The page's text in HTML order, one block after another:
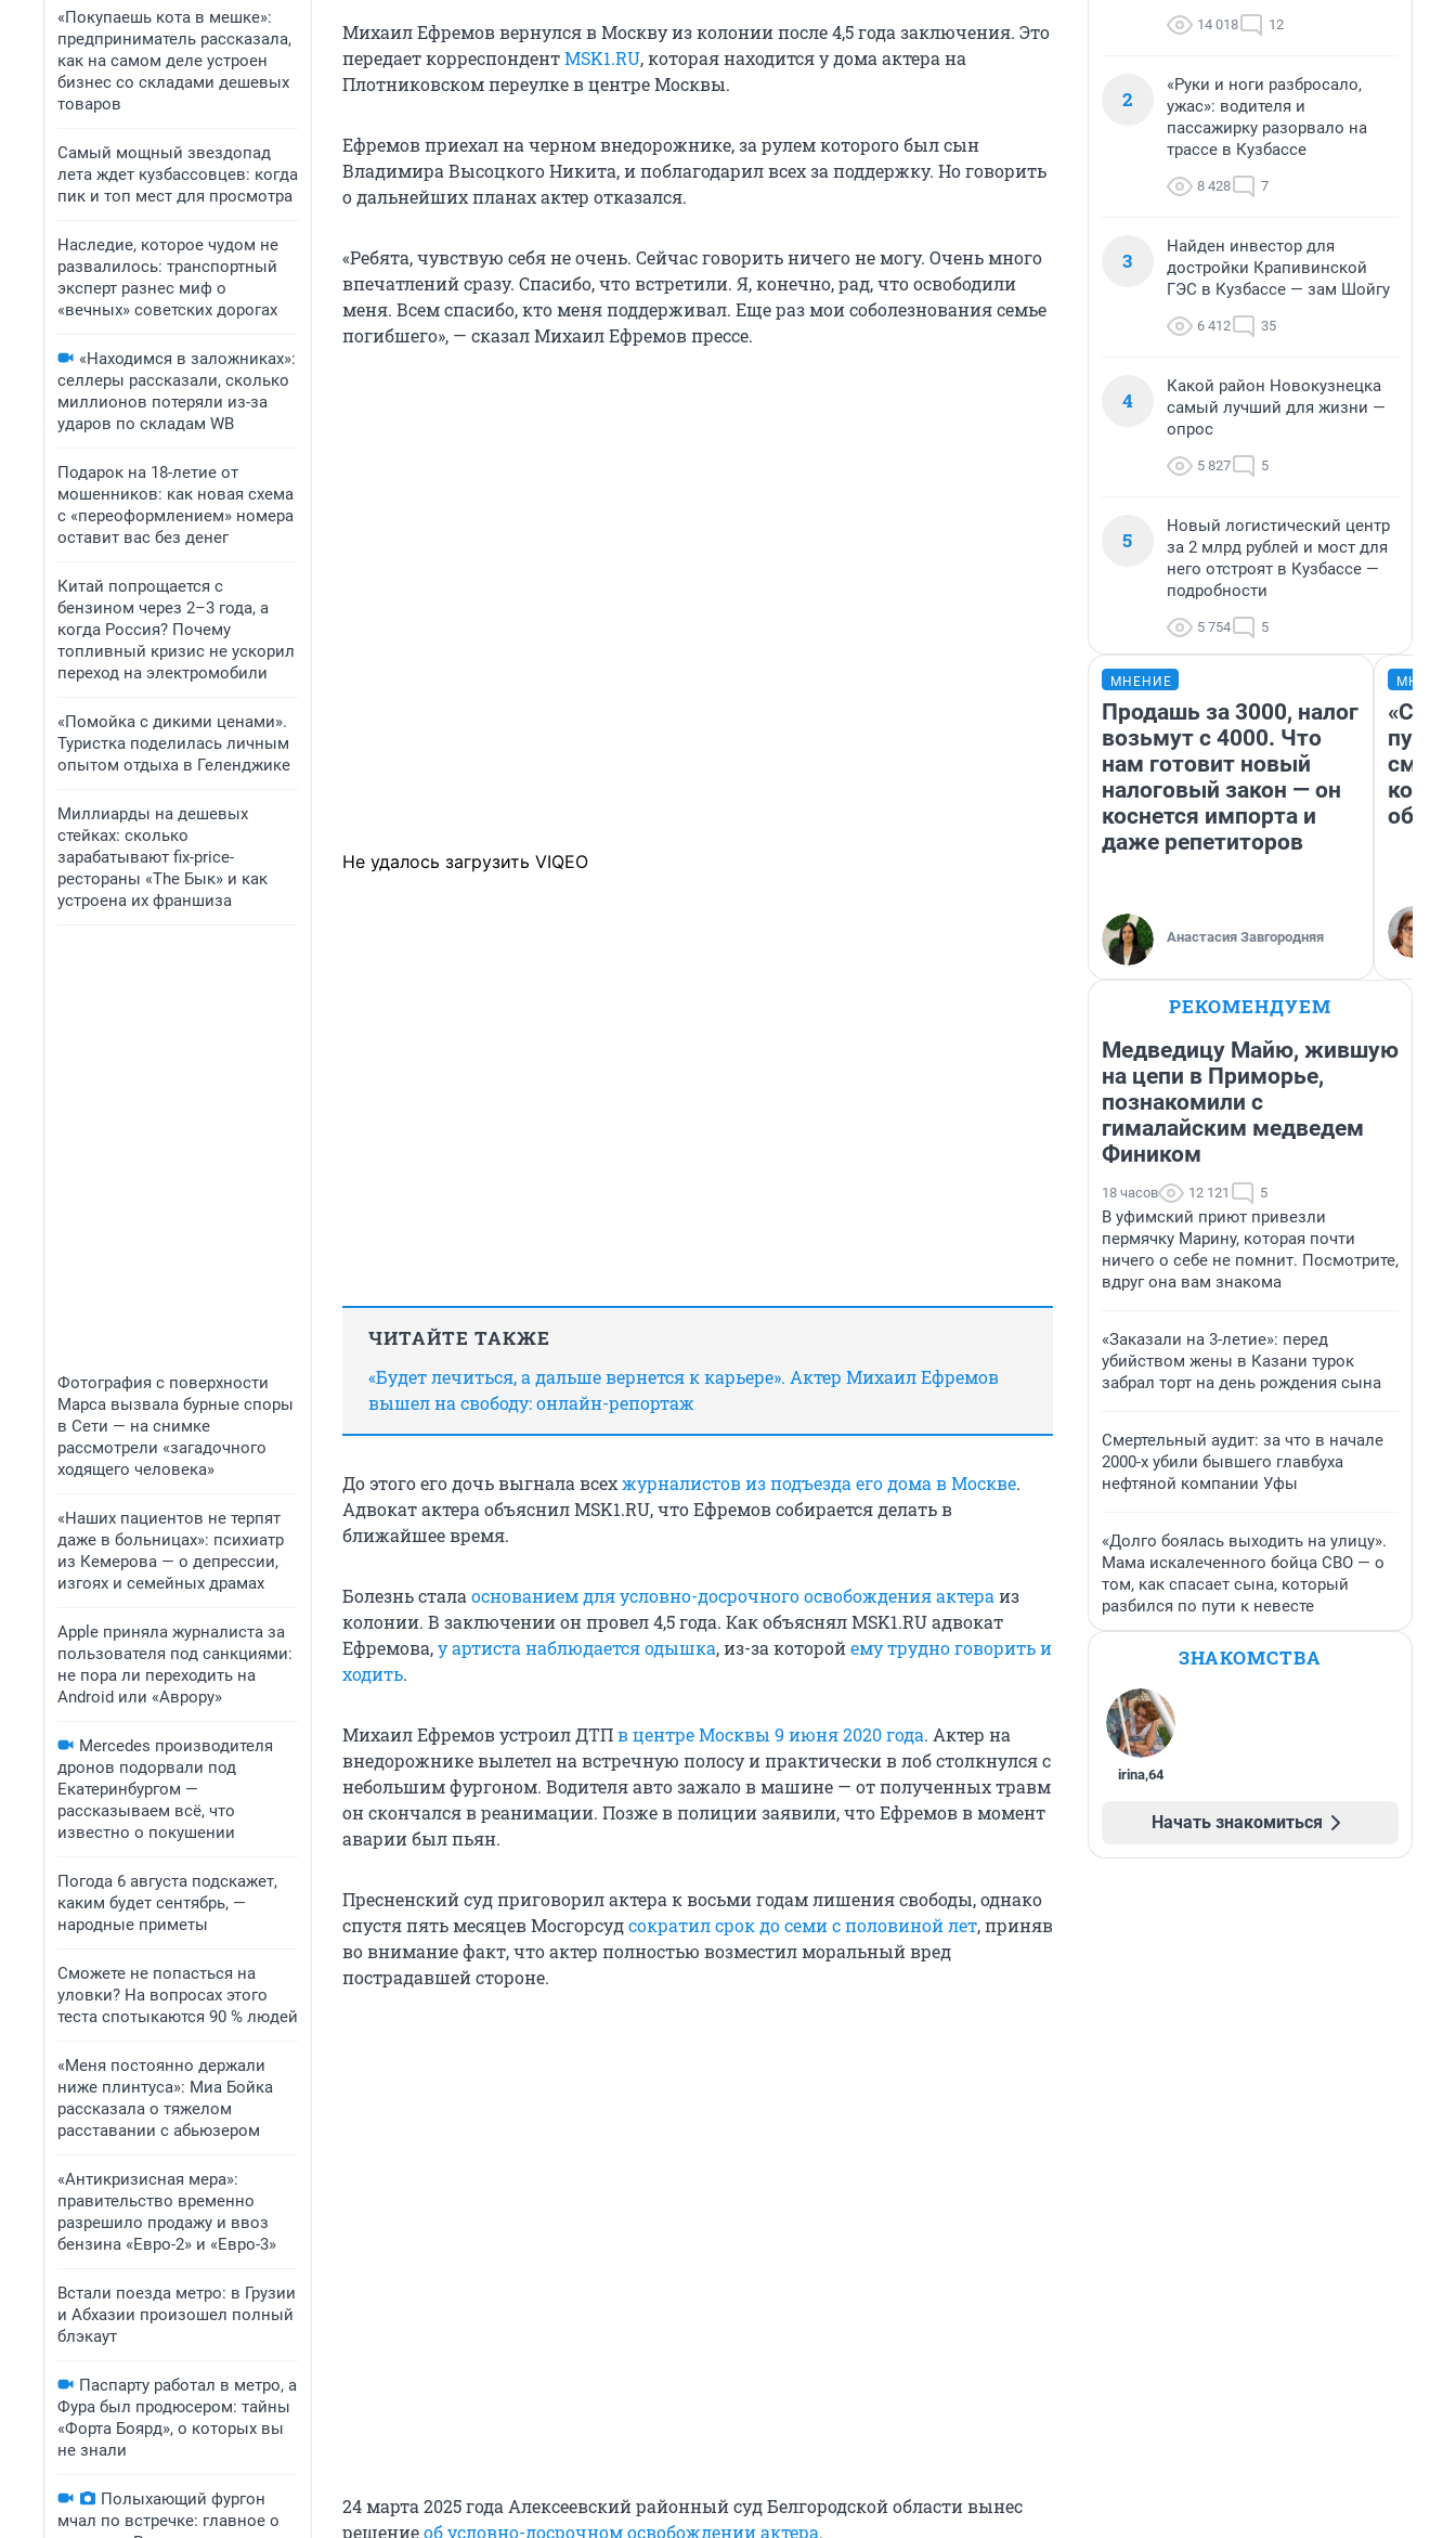
«Покупаешь кота в мешке»:
предприниматель рассказала,
как на самом деле устроен
бизнес со складами дешевых
товаров
Самый мощный звездопад
лета ждет кузбассовцев: когда
пик и топ мест для просмотра
Наследие, которое чудом не
развалилось: транспортный
эксперт разнес миф о
«вечных» советских дорогах
«Находимся в заложниках»:
селлеры рассказали, сколько
миллионов потеряли из-за
ударов по складам WB
Подарок на 18-летие от
мошенников: как новая схема
с «переоформлением» номера
оставит вас без денег
Китай попрощается с
бензином через 2–3 года, а
когда Россия? Почему
топливный кризис не ускорил
переход на электромобили
«Помойка с дикими ценами».
Туристка поделилась личным
опытом отдыха в Геленджике
Миллиарды на дешевых
стейках: сколько
зарабатывают fix-price-
рестораны «The Бык» и как
устроена их франшиза
Фотография с поверхности
Марса вызвала бурные споры
в Сети — на снимке
рассмотрели «загадочного
ходящего человека»
«Наших пациентов не терпят
даже в больницах»: психиатр
из Кемерова — о депрессии,
изгоях и семейных драмах
Apple приняла журналиста за
пользователя под санкциями:
не пора ли переходить на
Android или «Аврору»
Mercedes производителя
дронов подорвали под
Екатеринбургом —
рассказываем всё, что
известно о покушении
Погода 6 августа подскажет,
каким будет сентябрь, —
народные приметы
Сможете не попасться на
уловки? На вопросах этого
теста спотыкаются 90 % людей
«Меня постоянно держали
ниже плинтуса»: Миа Бойка
рассказала о тяжелом
расставании с абьюзером
«Антикризисная мера»:
правительство временно
разрешило продажу и ввоз
бензина «Евро-2» и «Евро-3»
Встали поезда метро: в Грузии
и Абхазии произошел полный
блэкаут
Паспарту работал в метро, а
Фура был продюсером: тайны
«Форта Боярд», о которых вы
не знали
Полыхающий фургон
мчал по встречке: главное о
Михаил Ефремов вернулся в Москву из колонии после 4,5 года заключения. Это
передает корреспондентMSK1.RU, которая находится у дома актера на
Плотниковском переулке в центре Москвы.
Ефремов приехал на черном внедорожнике, за рулем которого был сын
Владимира Высоцкого Никита, и поблагодарил всех за поддержку. Но говорить
о дальнейших планах актер отказался.
«Ребята, чувствую себя не очень. Сейчас говорить ничего не могу. Очень много
впечатлений сразу. Спасибо, что встретили. Я, конечно, рад, что освободили
меня. Всем спасибо, кто меня поддерживал. Еще раз мои соболезнования семье
погибшего», — сказал Михаил Ефремов прессе.
Не удалось загрузить VIQEO
ЧИТАЙТЕ ТАКЖЕ
«Будет лечиться, а дальше вернется к карьере». Актер Михаил Ефремов
вышел на свободу: онлайн-репортаж
До этого его дочь выгнала всехжурналистов из подъезда его дома в Москве.
Адвокат актера объяснил MSK1.RU, что Ефремов собирается делать в
ближайшее время.
Болезнь стала основанием для условно-досрочного освобождения актера из
колонии. В заключении он провел 4,5 года. Как объяснял MSK1.RU адвокат
Ефремова,у артиста наблюдается одышка, из-за которойему трудно говорить и
ходить.
Михаил Ефремов устроил ДТПв центре Москвы 9 июня 2020 года. Актер на
внедорожнике вылетел на встречную полосу и практически в лоб столкнулся с
небольшим фургоном. Водителя авто зажало в машине — от полученных травм
он скончался в реанимации. Позже в полиции заявили, что Ефремов в момент
аварии был пьян.
Пресненский суд приговорил актера к восьми годам лишения свободы, однако
спустя пять месяцев Мосгорсудсократил срок до семи с половиной лет, приняв
во внимание факт, что актер полностью возместил моральный вред
пострадавшей стороне.
24 марта 2025 года Алексеевский районный суд Белгородской области вынес
решениеоб условно-досрочном освобождении актера.
14 018 12
2
«Руки и ноги разбросало,
ужас»: водителя и
пассажирку разорвало на
трассе в Кузбассе
8 428 7
3
Найден инвестор для
достройки Крапивинской
ГЭС в Кузбассе — зам Шойгу
6 412 35
4
Какой район Новокузнецка
самый лучший для жизни —
опрос
5 827 5
5
Новый логистический центр
за 2 млрд рублей и мост для
него отстроят в Кузбассе —
подробности
5 754 5
МНЕНИЕ
Продашь за 3000, налог
возьмут с 4000. Что
нам готовит новый
налоговый закон — он
коснется импорта и
даже репетиторов
Анастасия Завгородняя
РЕКОМЕНДУЕМ
Медведицу Майю, жившую
на цепи в Приморье,
познакомили с
гималайским медведем
Фиником
18 часов 12 121 5
В уфимский приют привезли
пермячку Марину, которая почти
ничего о себе не помнит. Посмотрите,
вдруг она вам знакома
«Заказали на 3-летие»: перед
убийством жены в Казани турок
забрал торт на день рождения сына
Смертельный аудит: за что в начале
2000-х убили бывшего главбуха
нефтяной компании Уфы
«Долго боялась выходить на улицу».
Мама искалеченного бойца СВО — о
том, как спасает сына, который
разбился по пути к невесте
ЗНАКОМСТВА
irina,64
Начать знакомиться